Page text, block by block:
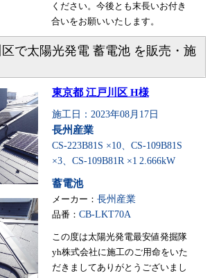
ください。今後とも末長いお付き
合いをお願いいたします。
で太陽光発電 蓄電池 を販売・施
東京都 江戸川区 H様
施工日：2023年08月17日
長州産業
CS-223B81S ×10、CS-109B81S
×3、CS-109B81R ×1 2.666kW
蓄電池
メーカー： 長州産業
品番： CB-LKT70A
この度は太陽光発電最安値発掘隊
yh株式会社に施工のご用命をいた
だきましてありがとうございまし